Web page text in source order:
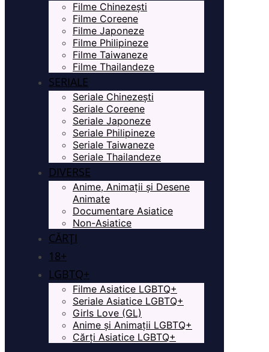
Filme Chinezești
Filme Coreene
Filme Japoneze
Filme Philipineze
Filme Taiwaneze
Filme Thailandeze
SERIALE
Seriale Chinezești
Seriale Coreene
Seriale Japoneze
Seriale Philipineze
Seriale Taiwaneze
Seriale Thailandeze
DIVERSE
Anime, Animații și Desene
Animate
Documentare Asiatice
Non-Asiatice
CĂRȚI
18+
LGBTQ+
Filme Asiatice LGBTQ+
Seriale Asiatice LGBTQ+
Girls Love (GL)
Anime și Animații LGBTQ+
Cărți Asiatice LGBTQ+